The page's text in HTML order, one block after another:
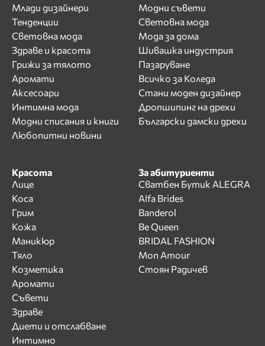
Млади дизайнери
Тенденции
Световна мода
Здраве и красота
Грижи за тялото
Аромати
Аксесоари
Интимна мода
Модни списания и книги
Любопитни новини
Модни съвети
Световна мода
Мода за дома
Шивашка индустрия
Пазаруване
Всичко за Коледа
Стани моден дизайнер
Дропшипинг на дрехи
Български дамски дрехи
Красота
Лице
Коса
Грим
Кожа
Маникюр
Тяло
Козметика
Аромати
Съвети
Здраве
Диети и отслабване
Интимно
За абитуриенти
Сватбен Бутик ALEGRA
Alfa Brides
Banderol
Be Queen
BRIDAL FASHION
Mon Amour
Стоян Радичев